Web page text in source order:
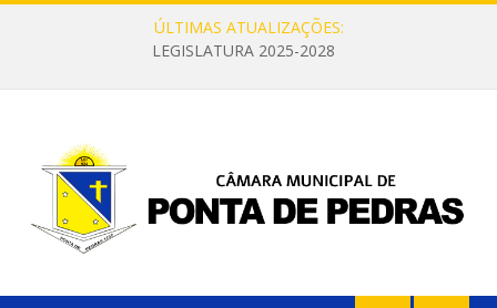
ÚLTIMAS ATUALIZAÇÕES:
LEGISLATURA 2025-2028